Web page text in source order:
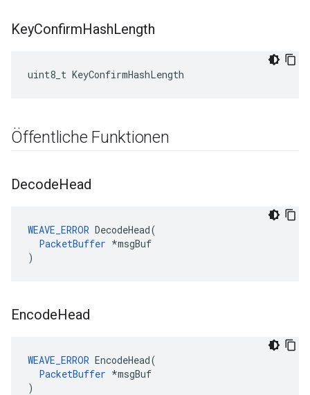
KeyConfirmHashLength
uint8_t KeyConfirmHashLength
Öffentliche Funktionen
DecodeHead
WEAVE_ERROR DecodeHead(
PacketBuffer *msgBuf
)
EncodeHead
WEAVE_ERROR EncodeHead(
PacketBuffer *msgBuf
)